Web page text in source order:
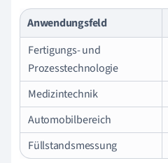
1
m
)2
0,
0
0
1
m
=
Anwendungsfeld
Fertigungs- und
Prozesstechnologie
Medizintechnik
Automobilbereich
Füllstandsmessung